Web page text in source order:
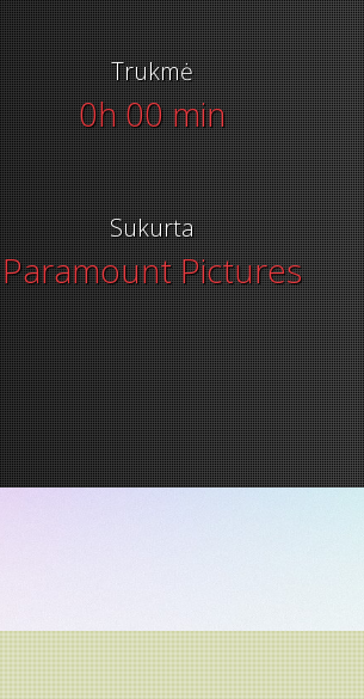
Trukmė
0h 00 min
Sukurta
Paramount Pictures